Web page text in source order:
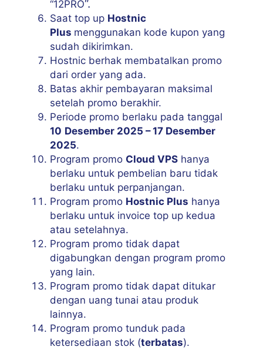
“12PRO“.
Saat top up Hostnic
Plus menggunakan kode kupon yang
sudah dikirimkan.
Hostnic berhak membatalkan promo
dari order yang ada.
Batas akhir pembayaran maksimal
setelah promo berakhir.
Periode promo berlaku pada tanggal
10 Desember 2025 – 17 Desember
2025.
Program promo Cloud VPS hanya
berlaku untuk pembelian baru tidak
berlaku untuk perpanjangan.
Program promo Hostnic Plus hanya
berlaku untuk invoice top up kedua
atau setelahnya.
Program promo tidak dapat
digabungkan dengan program promo
yang lain.
Program promo tidak dapat ditukar
dengan uang tunai atau produk
lainnya.
Program promo tunduk pada
ketersediaan stok (terbatas).